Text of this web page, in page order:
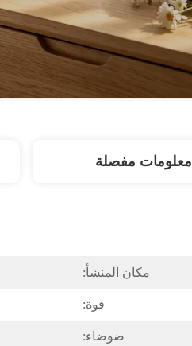
معلومات مفصلة
مكان المنشأ:
قوة:
ضوضاء: